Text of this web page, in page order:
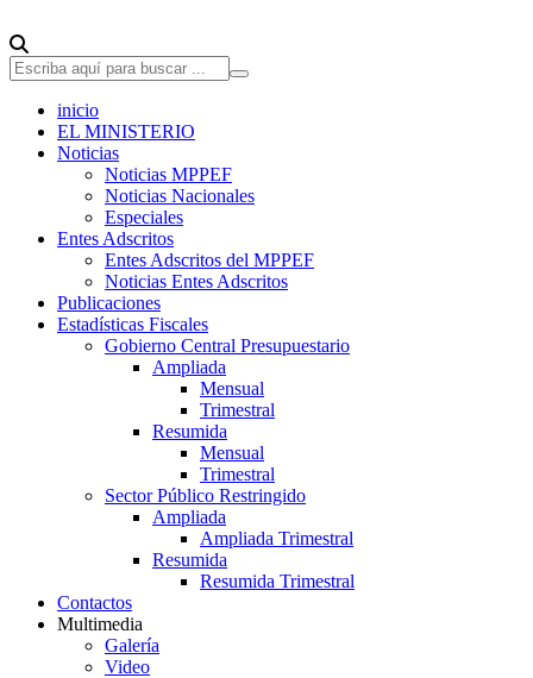
inicio
EL MINISTERIO
Noticias
Noticias MPPEF
Noticias Nacionales
Especiales
Entes Adscritos
Entes Adscritos del MPPEF
Noticias Entes Adscritos
Publicaciones
Estadísticas Fiscales
Gobierno Central Presupuestario
Ampliada
Mensual
Trimestral
Resumida
Mensual
Trimestral
Sector Público Restringido
Ampliada
Ampliada Trimestral
Resumida
Resumida Trimestral
Contactos
Multimedia
Galería
Video